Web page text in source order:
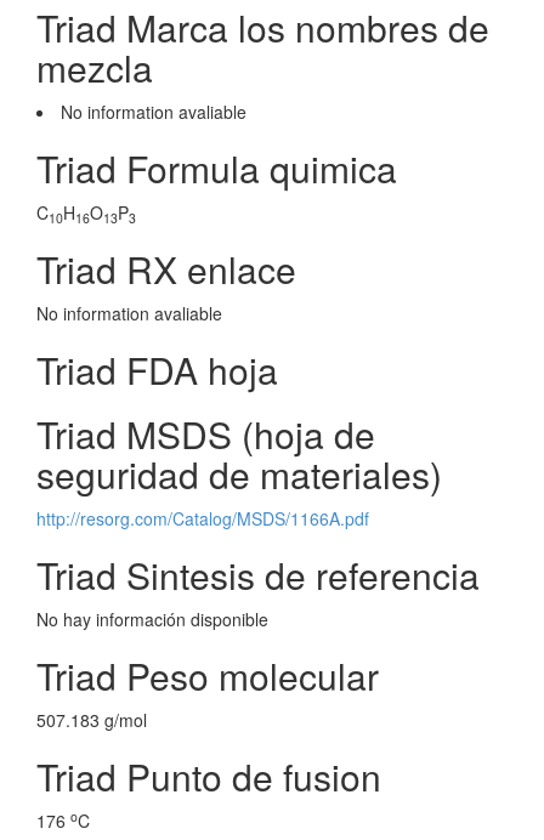
Triad Marca los nombres de
mezcla
No information avaliable
Triad Formula quimica
C10H16O13P3
Triad RX enlace
No information avaliable
Triad FDA hoja
Triad MSDS (hoja de
seguridad de materiales)
http://resorg.com/Catalog/MSDS/1166A.pdf
Triad Sintesis de referencia
No hay información disponible
Triad Peso molecular
507.183 g/mol
Triad Punto de fusion
176 oC